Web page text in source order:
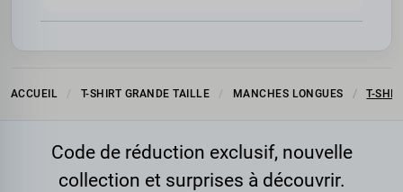
ACCUEIL T-SHIRT GRANDE TAILLE MANCHES LONGUES T-
Code de réduction exclusif, nouvelle
collection et surprises à découvrir.